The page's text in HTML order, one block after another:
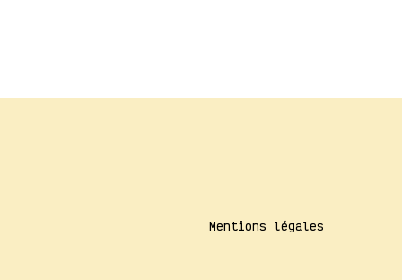
Mentions légales